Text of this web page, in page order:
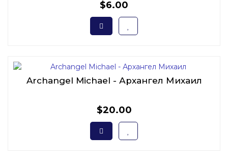
$6.00
Archangel Michael - Архангел Михаил
$20.00